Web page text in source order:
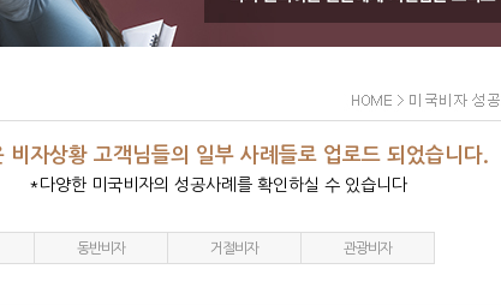
비자상황 고객님들의 일부 사례들로 업로드 되었습니다.
*다양한 미국비자의 성공사례를 확인하실 수 있습니다
동반비자 거절비자 관광비자